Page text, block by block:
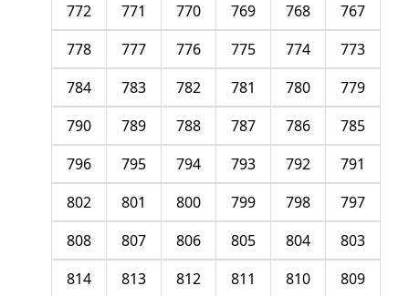
767
768
769
770
771
772
773
774
775
776
777
778
779
780
781
782
783
784
785
786
787
788
789
790
791
792
793
794
795
796
797
798
799
800
801
802
803
804
805
806
807
808
809
810
811
812
813
814